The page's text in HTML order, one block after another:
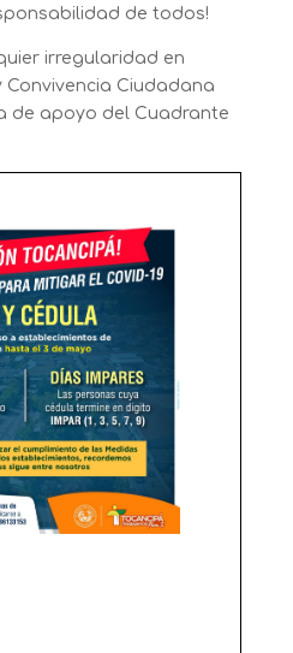
de todos!
irregularidad en
Ciudadana
de apoyo del Cuadrante